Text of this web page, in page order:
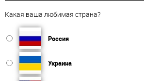
Какая ваша любимая страна?
Россия
Украина